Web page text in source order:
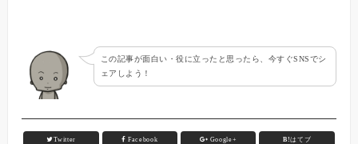
この記事が面白い・役に立ったと思ったら、今すぐSNSでシ
ェアしよう！
Twitter Facebook Google+ B!はてブ